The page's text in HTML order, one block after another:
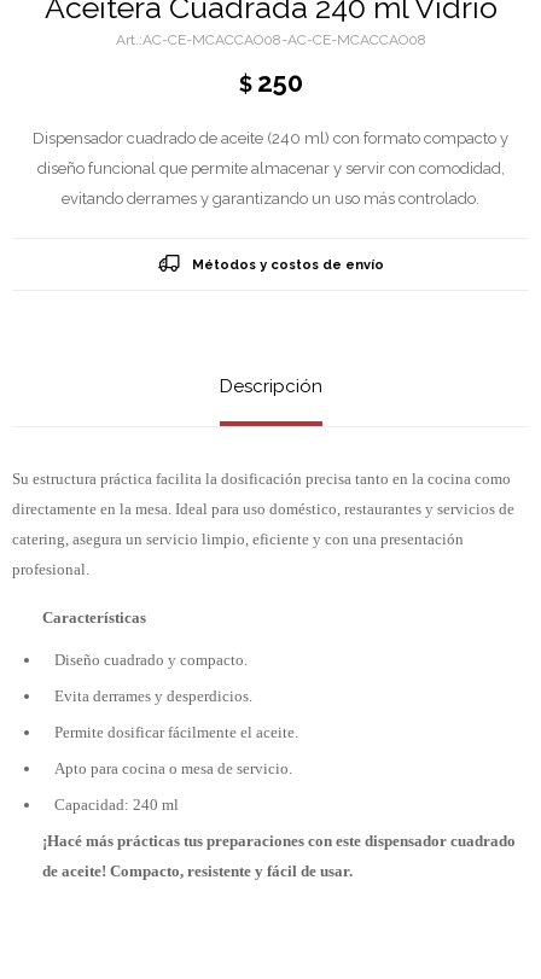
Aceitera Cuadrada 240 ml Vidrio
AC-CE-MCACCAO08-AC-CE-MCACCAO08
$ 250
Dispensador cuadrado de aceite (240 ml) con formato compacto y
diseño funcional que permite almacenar y servir con comodidad,
evitando derrames y garantizando un uso más controlado.
Métodos y costos de envío
Descripción
Su estructura práctica facilita la dosificación precisa tanto en la cocina como
directamente en la mesa. Ideal para uso doméstico, restaurantes y servicios de
catering, asegura un servicio limpio, eficiente y con una presentación
profesional.
Características
Diseño cuadrado y compacto.
Evita derrames y desperdicios.
Permite dosificar fácilmente el aceite.
Apto para cocina o mesa de servicio.
Capacidad: 240 ml
¡Hacé más prácticas tus preparaciones con este dispensador cuadrado
de aceite! Compacto, resistente y fácil de usar.